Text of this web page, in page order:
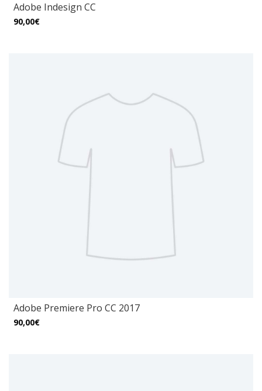
Adobe Indesign CC
90,00€
Adobe Premiere Pro CC 2017
90,00€